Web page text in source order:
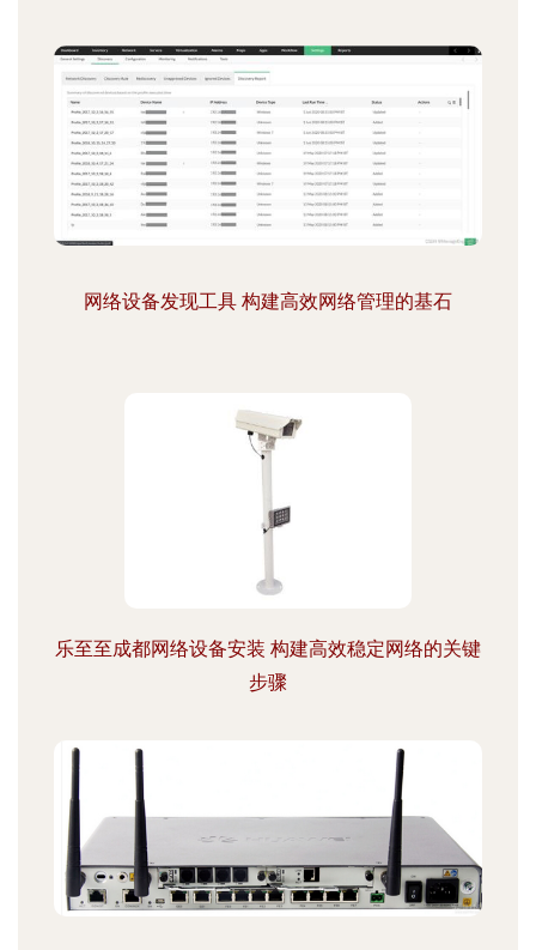
网络设备发现工具 构建高效网络管理的基石
乐至至成都网络设备安装 构建高效稳定网络的关键
步骤